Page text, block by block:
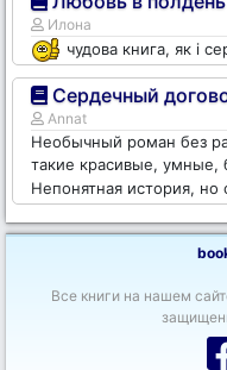
Илона
чудова книга, як і
Сердечный
Annat
Необычный роман без
такие красивые, умные,
Непонятная история, но
Все книги на нашем